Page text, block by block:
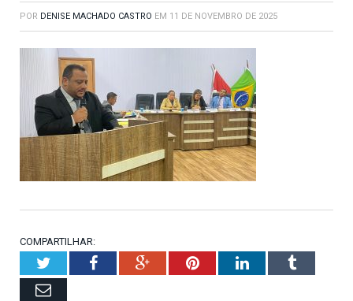
POR DENISE MACHADO CASTRO EM 11 DE NOVEMBRO DE 2025
COMPARTILHAR:
TwitterFacebookGoogle+PinterestLinkedInTumblr
Email